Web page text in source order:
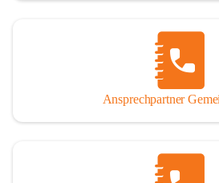
Ansprechpartner